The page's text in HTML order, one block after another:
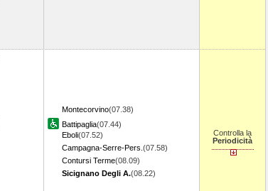
Montecorvino(07.38)
Battipaglia(07.44)
Eboli(07.52)
Campagna-Serre-Pers. (07.58)
Contursi Terme(08.09)
Sicignano Degli A.(08.22)
Controlla la
Periodicità